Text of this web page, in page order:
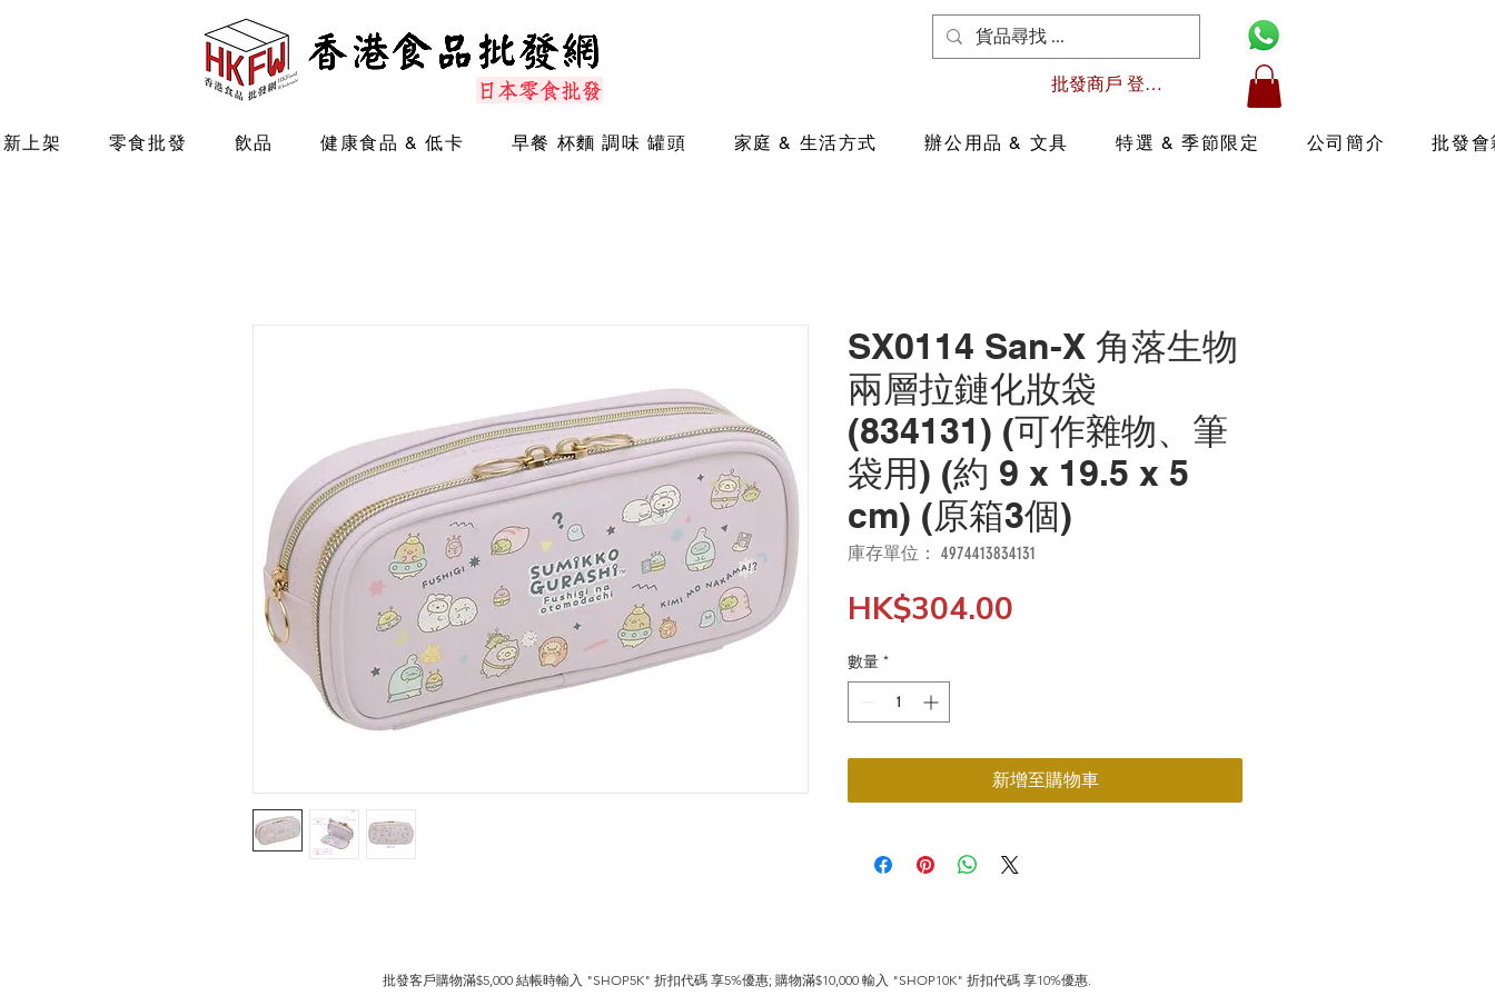
批發商戶 登入/註冊
上架 零食批發 飲品 健康食品 & 低卡 早餐 杯麵 調味 罐頭 家庭 & 生活方式 辦公用品 & 文具 特選 & 季節限定 公司簡介 批發會
SX0114 San-X 角落生物
兩層拉鏈化妝袋
(834131) (可作雜物、筆
袋用) (約 9 x 19.5 x 5
cm) (原箱3個)
庫存單位： 4974413834131
HK$304.00
數量 *
新增至購物車
批發客戶購物滿$5,000 結帳時輸入 "SHOP5K" 折扣代碼 享5%優惠; 購物滿$10,000 輸入 "SHOP10K" 折扣代碼 享10%優惠.